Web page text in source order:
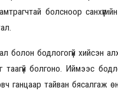
болсноор
болон бодлогогүй хийсэн
болгоно. Иймээс
ганцаар тайван бясалгаж